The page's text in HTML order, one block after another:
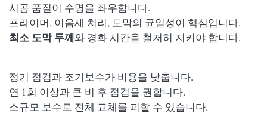
시공 품질이 수명을 좌우합니다.
프라이머, 이음새 처리, 도막의 균일성이 핵심입니다.
최소 도막 두께와 경화 시간을 철저히 지켜야 합니다.
정기 점검과 조기보수가 비용을 낮춥니다.
연 1회 이상과 큰 비 후 점검을 권합니다.
소규모 보수로 전체 교체를 피할 수 있습니다.